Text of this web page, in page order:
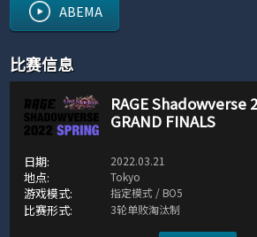
ABEMA
比赛信息
RAGE Shadowverse
GRAND FINALS
2022.03.21
Tokyo
指定模式 / BO5
3轮单败淘汰制